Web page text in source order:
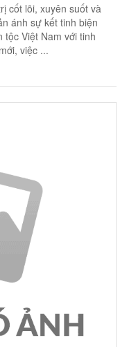
cốt lõi, xuyên suốt và
ánh sự kết tinh biện
Việt Nam với tinh
việc ...